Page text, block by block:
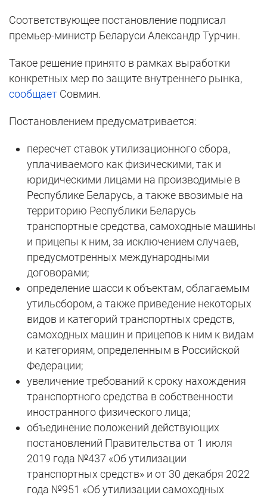
Соответствующее постановление подписал
премьер-министр Беларуси Александр Турчин.
Такое решение принято в рамках выработки
конкретных мер по защите внутреннего рынка,
сообщает Совмин.
Постановлением предусматривается:
пересчет ставок утилизационного сбора,
уплачиваемого как физическими, так и
юридическими лицами на производимые в
Республике Беларусь, а также ввозимые на
территорию Республики Беларусь
транспортные средства, самоходные машины
и прицепы к ним, за исключением случаев,
предусмотренных международными
договорами;
определение шасси к объектам, облагаемым
утильсбором, а также приведение некоторых
видов и категорий транспортных средств,
самоходных машин и прицепов к ним к видам
и категориям, определенным в Российской
Федерации;
увеличение требований к сроку нахождения
транспортного средства в собственности
иностранного физического лица;
объединение положений действующих
постановлений Правительства от 1 июля
2019 года №437 «Об утилизации
транспортных средств» и от 30 декабря 2022
года №951 «Об утилизации самоходных